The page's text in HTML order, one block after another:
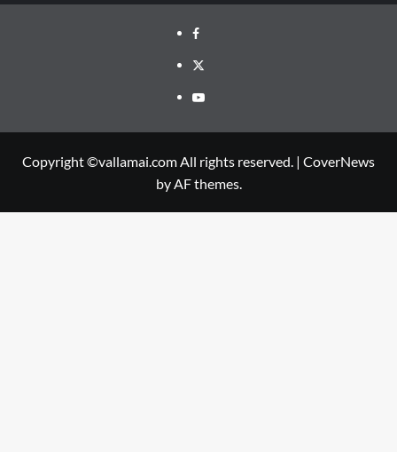
Facebook
Twitter
Youtube
Copyright ©vallamai.com All rights reserved. | CoverNews
by AF themes.